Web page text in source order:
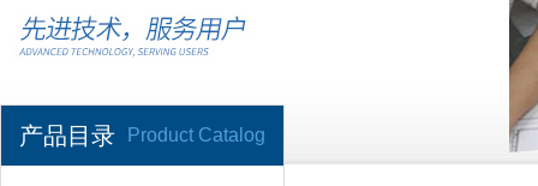
产品目录 Product Catalog